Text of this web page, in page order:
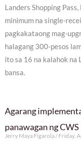
Landers Shopping
minimum na single-
pagkakataong mag-
halagang 300-pesos
ito sa 16 na kalahok na
bansa.
Agarang
panawagan ng CWS
Jerry Maya Figarola Friday,